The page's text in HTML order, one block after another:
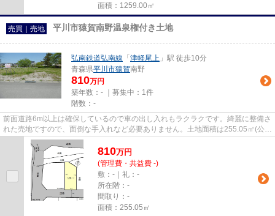
面積：1259.00㎡
売買｜売地 平川市猿賀南野温泉権付き土地
弘南鉄道弘南線 「 津軽尾上 」駅 徒歩10分
青森県平川市猿賀南野
810万円
築年数：- ｜募集中： 1件
階数：-
前面道路6m以上は確保しているので車の出し入れもラクラクです。綺麗に整備さ
れた売地ですので、面倒な手入れなど必要ありません。土地面積は255.05㎡(公
簿)でございます。あまり広い...
810万円
(管理費・共益費 -)
敷：-｜礼：-
所在階：-
間取り：-
面積：255.05㎡